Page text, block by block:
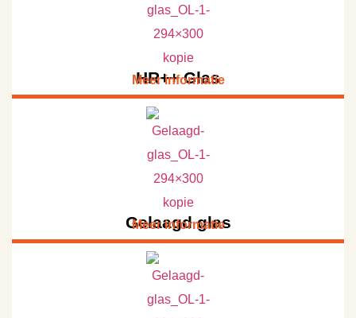
HR++ Glas
Meer informatie
Gelaagd glas
Meer informatie